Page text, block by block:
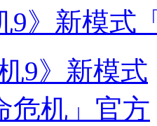
9》新模